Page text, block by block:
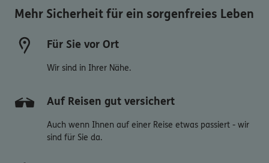
Mehr Sicherheit für ein sorgenfreies Leben
Für Sie vor Ort
Wir sind in Ihrer Nähe.
Auf Reisen gut versichert
Auch wenn Ihnen auf einer Reise etwas passiert - wir
sind für Sie da.